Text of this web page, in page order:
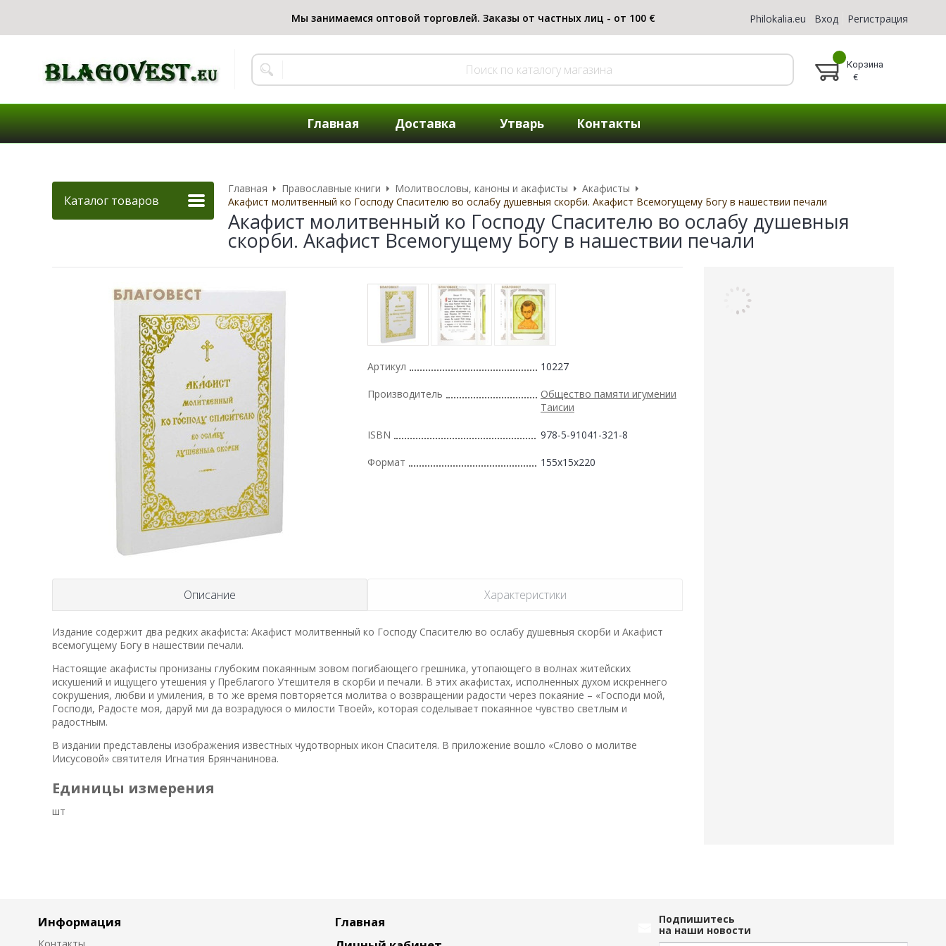
Philokalia.eu Вход Регистрация
Корзина
€
Главная Доставка Утварь Контакты
Каталог товаров
Главная Православные книги Молитвословы, каноны и акафисты
Акафисты
Акафист молитвенный ко Господу Спасителю во ослабу душевныя скорби. Акафист Всемогущему Богу в нашествии печали
Акафист молитвенный ко Господу Спасителю во ослабу душевныя
скорби. Акафист Всемогущему Богу в нашествии печали
Артикул 10227
Производитель
Общество памяти игумении
Таисии
ISBN 978-5-91041-321-8
Формат 155x15x220
Описание Характеристики
Издание содержит два редких акафиста: Акафист молитвенный ко Господу Спасителю во ослабу душевныя скорби и Акафист
всемогущему Богу в нашествии печали.
Настоящие акафисты пронизаны глубоким покаянным зовом погибающего грешника, утопающего в волнах житейских
искушений и ищущего утешения у Преблагого Утешителя в скорби и печали. В этих акафистах, исполненных духом искреннего
сокрушения, любви и умиления, в то же время повторяется молитва о возвращении радости через покаяние – «Господи мой,
Господи, Радосте моя, даруй ми да возрадуюся о милости Твоей», которая соделывает покаянное чувство светлым и
радостным.
В издании представлены изображения известных чудотворных икон Спасителя. В приложение вошло «Слово о молитве
Иисусовой» святителя Игнатия Брянчанинова.
Единицы измерения
шт
Информация
Главная
Подпишитесь
на наши новости